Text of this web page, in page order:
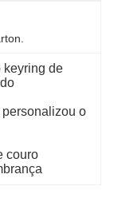
keyring de
o
couro